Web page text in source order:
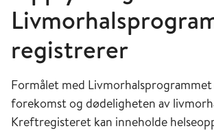
registrerer
Formålet med Livmorhalsprogrammet
forekomst og dødeligheten av
Kreftregisteret kan inneholde